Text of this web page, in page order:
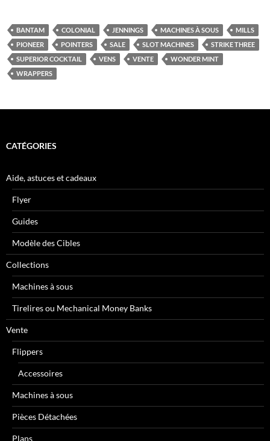
BANTAM COLONIAL JENNINGS MACHINES À SOUS
MILLS
PIONEER
POINTERS SALE SLOT MACHINES
STRIKE THREE
SUPERIOR COCKTAIL
VENS VENTE
WONDER MINT
WRAPPERS
CATÉGORIES
Aide, astuces et cadeaux
Flyer
Guides
Modèle des Cibles
Collections
Machines à sous
Tirelires ou Mechanical Money Banks
Vente
Flippers
Accessoires
Machines à sous
Pièces Détachées
Plans